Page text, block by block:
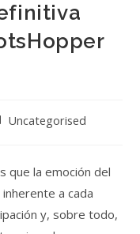
Uncategorised
que la emoción del
a cada
y, sobre todo,